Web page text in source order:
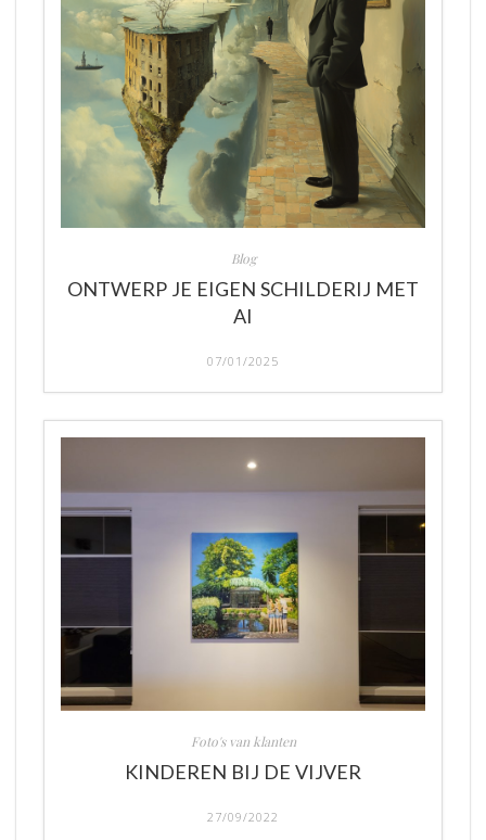
Blog
ONTWERP JE EIGEN SCHILDERIJ MET
AI
07/01/2025
Foto's van klanten
KINDEREN BIJ DE VIJVER
27/09/2022